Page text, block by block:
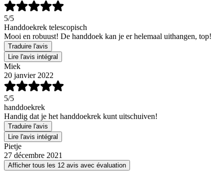
5/5
Handdoekrek telescopisch
Mooi en robuust! De handdoek kan je er helemaal uithangen, top!
Traduire l'avis
Lire l'avis intégral
Miek
20 janvier 2022
5/5
handdoekrek
Handig dat je het handdoekrek kunt uitschuiven!
Traduire l'avis
Lire l'avis intégral
Pietje
27 décembre 2021
Afficher tous les 12 avis avec évaluation